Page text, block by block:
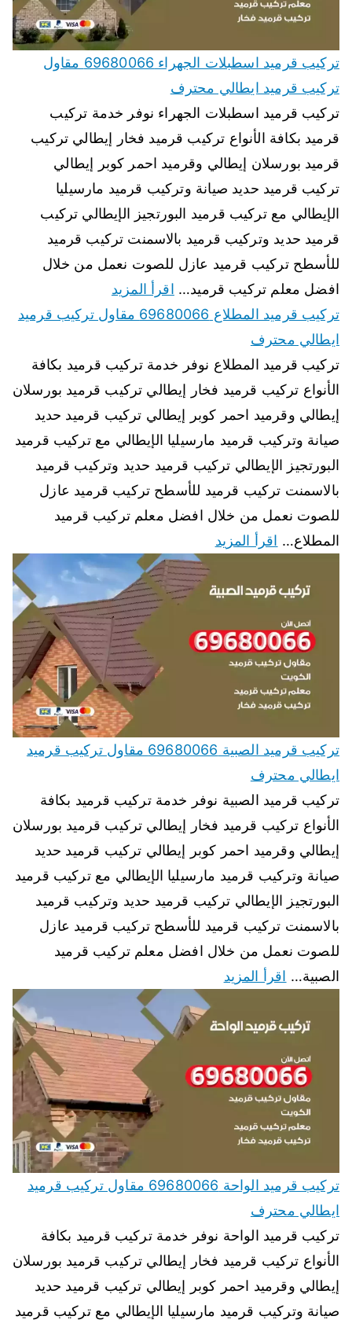
تركيب قرميد اسطبلات الجهراء 69680066 مقاول
تركيب قرميد ايطالي محترف
تركيب قرميد اسطبلات الجهراء نوفر خدمة تركيب
قرميد بكافة الأنواع تركيب قرميد فخار إيطالي تركيب
قرميد بورسلان إيطالي وقرميد احمر كوبر إيطالي
تركيب قرميد حديد صيانة وتركيب قرميد مارسيليا
الإيطالي مع تركيب قرميد البورتجيز الإيطالي تركيب
قرميد حديد وتركيب قرميد بالاسمنت تركيب قرميد
للأسطح تركيب قرميد عازل للصوت نعمل من خلال
افضل معلم تركيب قرميد… اقرأ المزيد
تركيب قرميد المطلاع 69680066 مقاول تركيب قرميد
ايطالي محترف
تركيب قرميد المطلاع نوفر خدمة تركيب قرميد بكافة
الأنواع تركيب قرميد فخار إيطالي تركيب قرميد بورسلان
إيطالي وقرميد احمر كوبر إيطالي تركيب قرميد حديد
صيانة وتركيب قرميد مارسيليا الإيطالي مع تركيب قرميد
البورتجيز الإيطالي تركيب قرميد حديد وتركيب قرميد
بالاسمنت تركيب قرميد للأسطح تركيب قرميد عازل
للصوت نعمل من خلال افضل معلم تركيب قرميد
المطلاع… اقرأ المزيد
تركيب قرميد الصبية 69680066 مقاول تركيب قرميد
ايطالي محترف
تركيب قرميد الصبية نوفر خدمة تركيب قرميد بكافة
الأنواع تركيب قرميد فخار إيطالي تركيب قرميد بورسلان
إيطالي وقرميد احمر كوبر إيطالي تركيب قرميد حديد
صيانة وتركيب قرميد مارسيليا الإيطالي مع تركيب قرميد
البورتجيز الإيطالي تركيب قرميد حديد وتركيب قرميد
بالاسمنت تركيب قرميد للأسطح تركيب قرميد عازل
للصوت نعمل من خلال افضل معلم تركيب قرميد
الصبية… اقرأ المزيد
تركيب قرميد الواحة 69680066 مقاول تركيب قرميد
ايطالي محترف
تركيب قرميد الواحة نوفر خدمة تركيب قرميد بكافة
الأنواع تركيب قرميد فخار إيطالي تركيب قرميد بورسلان
إيطالي وقرميد احمر كوبر إيطالي تركيب قرميد حديد
صيانة وتركيب قرميد مارسيليا الإيطالي مع تركيب قرميد